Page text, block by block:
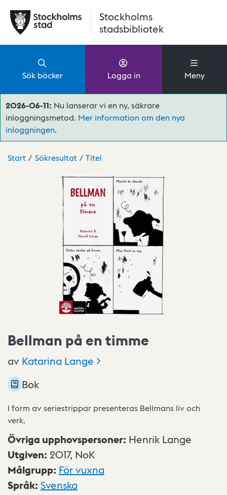
Stockholms
stadsbibliotek
Sök böcker Logga in Meny
2026-06-11: Nu lanserar vi en ny, säkrare
inloggningsmetod. Mer information om den nya
inloggningen.
Start Sökresultat Titel
Bellman på en timme
av Katarina Lange
Bok
I form av seriestrippar presenteras Bellmans liv och
verk.
Övriga upphovspersoner: Henrik Lange
Utgiven: 2017, NoK
Målgrupp: För vuxna
Språk: Svenska